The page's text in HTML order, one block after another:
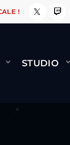
NAMI
!
STUDIO